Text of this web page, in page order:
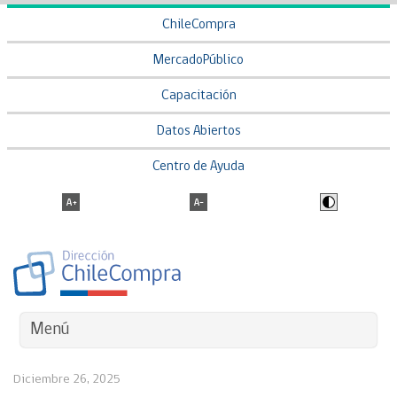
ChileCompra
MercadoPúblico
Capacitación
Datos Abiertos
Centro de Ayuda
Menú
Diciembre 26, 2025